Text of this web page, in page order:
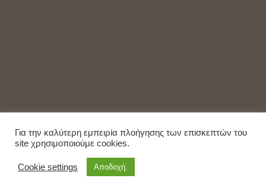
Για την καλύτερη εμπειρία πλοήγησης των επισκεπτών του
site χρησιμοποιούμε cookies.
Cookie settings Αποδοχή.